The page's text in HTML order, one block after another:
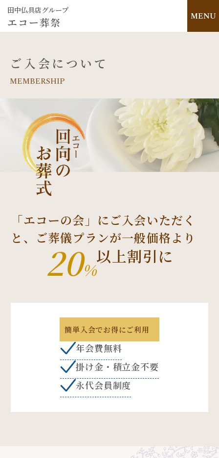
田中仏具店グループ
エコー葬祭 MENU
ご入会について
MEMBERSHIP
「エコーの会」にご入会いただく
と、
ご葬儀プランが一般価格より
20%
以上割引に
簡単入会でお得にご利用
年会費無料
掛け金・積立金不要
永代会員制度